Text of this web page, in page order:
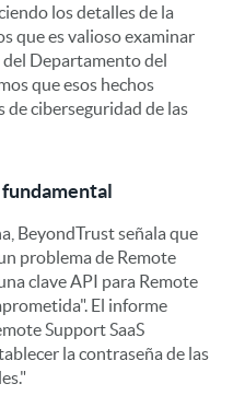
los detalles de la
que es valioso examinar
Departamento del
que esos hechos
de ciberseguridad de las
fundamental
BeyondTrust señala que
problema de Remote
clave API para Remote
El informe
Support SaaS
la contraseña de las